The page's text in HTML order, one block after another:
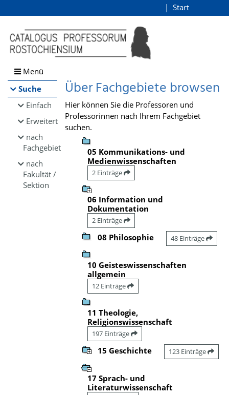
Browsen
direkt zum Inhalt
Start
Menü
Suche
Einfach
Erweitert
nach
Fachgebiet
nach
Fakultät /
Sektion
Über Fachgebiete browsen
Hier können Sie die Professoren und
Professorinnen nach Ihrem Fachgebiet
suchen.
05 Kommunikations- und
Medienwissenschaften
2 Einträge
06 Information und
Dokumentation
2 Einträge
08 Philosophie 48 Einträge
10 Geisteswissenschaften
allgemein
12 Einträge
11 Theologie,
Religionswissenschaft
197 Einträge
15 Geschichte 123 Einträge
17 Sprach- und
Literaturwissenschaft